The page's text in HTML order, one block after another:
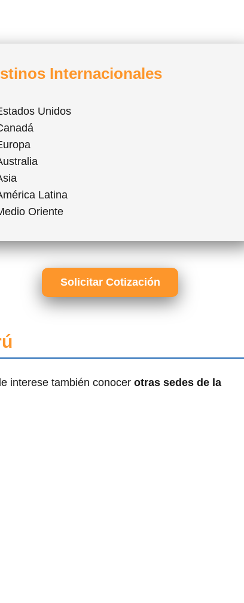
Internacionales
Unidos
Latina
Oriente
Solicitar Cotización
interese también conocer otras sedes de la